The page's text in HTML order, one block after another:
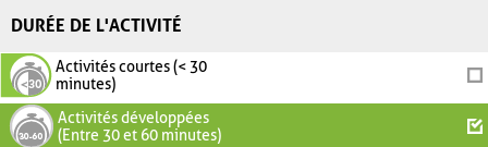
DURÉE DE L'ACTIVITÉ
Activités courtes (< 30
minutes)
Activités développées
(Entre 30 et 60 minutes)